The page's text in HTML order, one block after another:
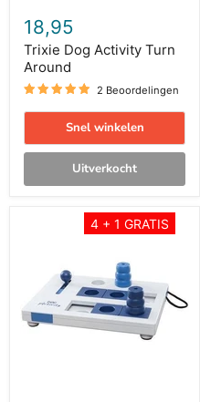
18,95
Trixie Dog Activity Turn
Around
2 Beoordelingen
Snel winkelen
Uitverkocht
4 + 1 GRATIS
Mover
Hondenspel